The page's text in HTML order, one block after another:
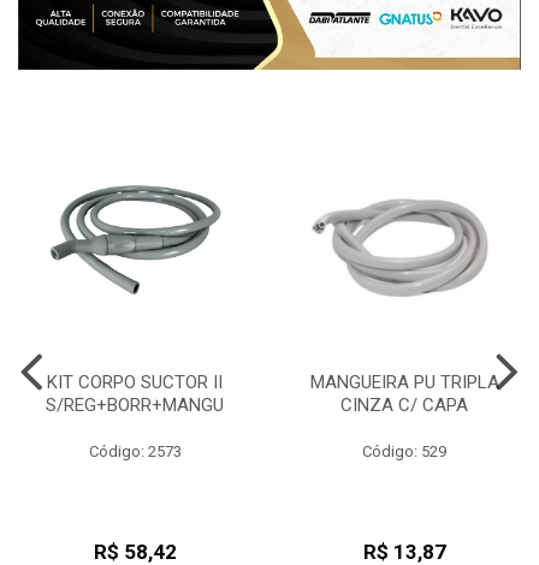
KIT CORPO SUCTOR II
S/REG+BORR+MANGU
Código: 2573
R$ 58,42
MANGUEIRA PU TRIPLA
CINZA C/ CAPA
Código: 529
R$ 13,87